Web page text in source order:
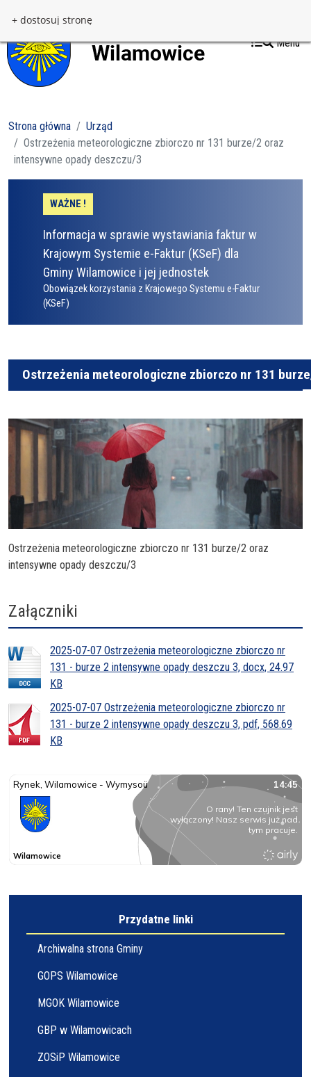
+ dostosuj stronę
Menu
Strona główna
Urząd
Ostrzeżenia meteorologiczne zbiorczo nr 131 burze/2 oraz
intensywne opady deszczu/3
WAŻNE !
Informacja w sprawie wystawiania faktur w
Krajowym Systemie e-Faktur (KSeF) dla
Gminy Wilamowice i jej jednostek
Obowiązek korzystania z Krajowego Systemu e-Faktur
(KSeF)
Ostrzeżenia meteorologiczne zbiorczo nr 131
Ostrzeżenia meteorologiczne zbiorczo nr 131 burze/2 oraz
intensywne opady deszczu/3
Załączniki
2025-07-07 Ostrzeżenia meteorologiczne zbiorczo nr
131 - burze 2 intensywne opady deszczu 3, docx, 24.97
KB
2025-07-07 Ostrzeżenia meteorologiczne zbiorczo nr
131 - burze 2 intensywne opady deszczu 3, pdf, 568.69
KB
Przydatne linki
Archiwalna strona Gminy
GOPS Wilamowice
MGOK Wilamowice
GBP w Wilamowicach
ZOSiP Wilamowice